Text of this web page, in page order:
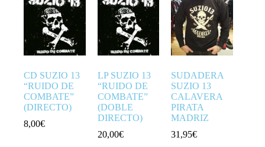
CD SUZIO 13
“RUIDO DE
COMBATE”
(DIRECTO)
8,00€
LP SUZIO 13
“RUIDO DE
COMBATE”
(DOBLE
DIRECTO)
20,00€
SUDADERA
SUZIO 13
CALAVERA
PIRATA
MADRIZ
31,95€